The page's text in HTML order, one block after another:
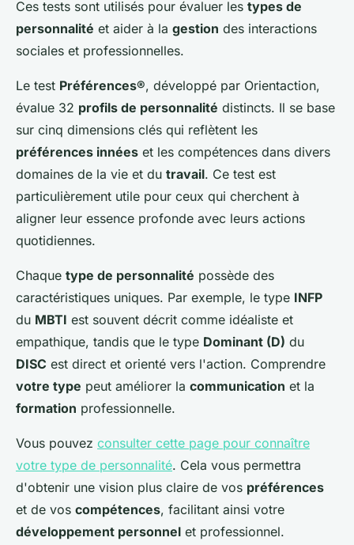
Ces tests sont utilisés pour évaluer les types de
personnalité et aider à la gestion des interactions
sociales et professionnelles.
Le test Préférences®, développé par Orientaction,
évalue 32 profils de personnalité distincts. Il se base
sur cinq dimensions clés qui reflètent les
préférences innées et les compétences dans divers
domaines de la vie et du travail. Ce test est
particulièrement utile pour ceux qui cherchent à
aligner leur essence profonde avec leurs actions
quotidiennes.
Chaque type de personnalité possède des
caractéristiques uniques. Par exemple, le type INFP
du MBTI est souvent décrit comme idéaliste et
empathique, tandis que le type Dominant (D) du
DISC est direct et orienté vers l'action. Comprendre
votre type peut améliorer la communication et la
formation professionnelle.
Vous pouvez consulter cette page pour connaître
votre type de personnalité. Cela vous permettra
d'obtenir une vision plus claire de vos préférences
et de vos compétences, facilitant ainsi votre
développement personnel et professionnel.